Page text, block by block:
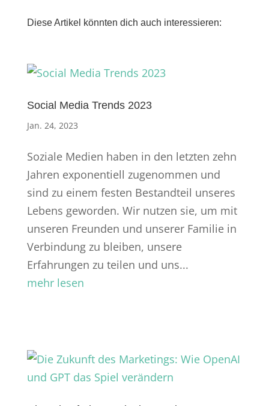
Diese Artikel könnten dich auch interessieren:
Social Media Trends 2023
Jan. 24, 2023
Soziale Medien haben in den letzten zehn
Jahren exponentiell zugenommen und
sind zu einem festen Bestandteil unseres
Lebens geworden. Wir nutzen sie, um mit
unseren Freunden und unserer Familie in
Verbindung zu bleiben, unsere
Erfahrungen zu teilen und uns...
mehr lesen